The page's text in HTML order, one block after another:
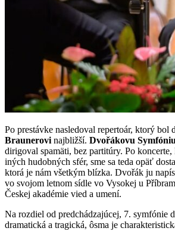
Po prestávke nasledoval repertoár, ktorý bol
Braunerovi najbližší. Dvořákovu
dirigoval spamäti, bez partitúry. Po
iných hudobných sfér, sme sa teda opäť
ktorá je nám všetkým blízka. Dvořák ju
vo svojom letnom sídle vo Vysokej u
Českej akadémie vied a umení.
Na rozdiel od predchádzajúcej, 7. symfónie
dramatická a tragická, ôsma je